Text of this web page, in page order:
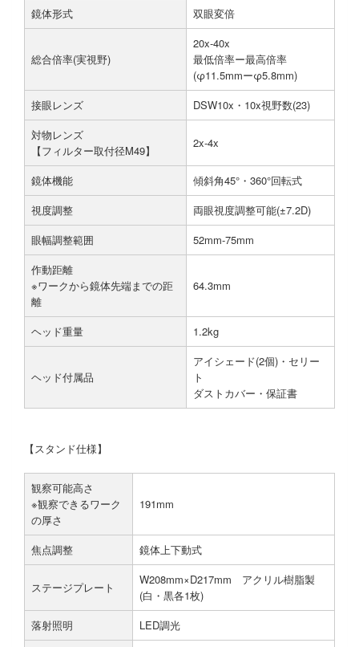
鏡体形式 双眼変倍
総合倍率(実視野)
20x-40x
最低倍率ー最高倍率
(φ11.5mmーφ5.8mm)
接眼レンズ
DSW10x・10x視野数(23)
対物レンズ
【フィルター取付径M49】
2x-4x
鏡体機能
傾斜角45°・360°回転式
視度調整
両眼視度調整可能(±7.2D)
眼幅調整範囲
52mm-75mm
作動距離
※ワークから鏡体先端までの距
離
64.3mm
ヘッド重量 1.2kg
ヘッド付属品
アイシェード(2個)・セリー
ト
ダストカバー・保証書
【スタンド仕様】
観察可能高さ
※観察できるワーク
の厚さ
191mm
焦点調整 鏡体上下動式
ステージプレート
W208mm×D217mm アクリル樹脂製
(白・黒各1枚)
落射照明
LED調光